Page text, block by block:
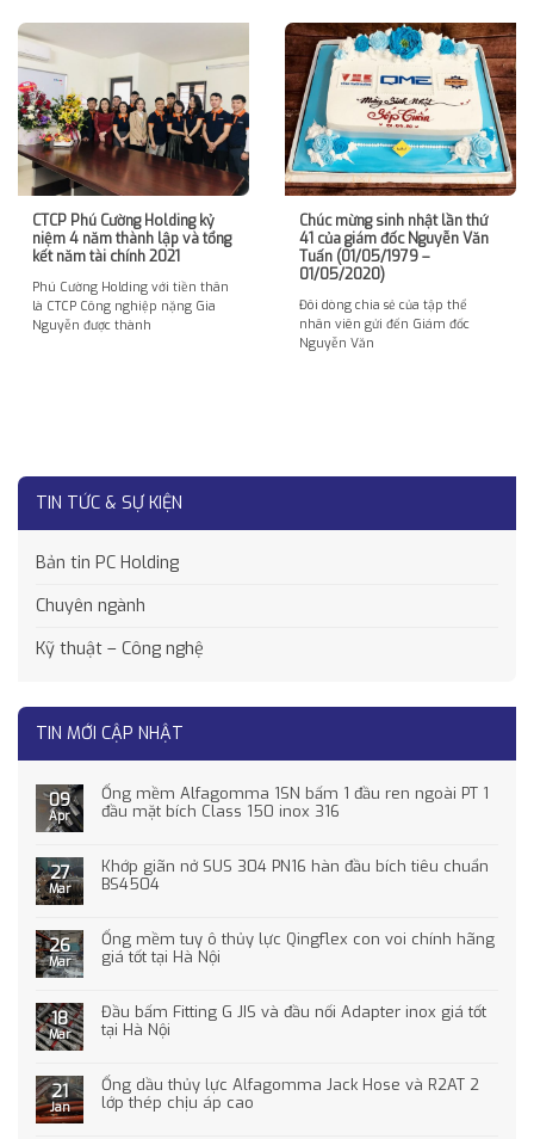
TIN TỨC & SỰ KIỆN
Bản tin PC Holding
Chuyên ngành
Kỹ thuật – Công nghệ
TIN MỚI CẬP NHẬT
09
Apr
Ống mềm Alfagomma 1SN bấm 1 đầu ren ngoài PT 1
đầu mặt bích Class 150 inox 316
27
Mar
Khớp giãn nở SUS 304 PN16 hàn đầu bích tiêu chuẩn
BS4504
26
Mar
Ống mềm tuy ô thủy lực Qingflex con voi chính hãng
giá tốt tại Hà Nội
18
Mar
Đầu bấm Fitting G JIS và đầu nối Adapter inox giá tốt
tại Hà Nội
21
Jan
Ống dầu thủy lực Alfagomma Jack Hose và R2AT 2
lớp thép chịu áp cao
CTCP Phú Cường Holding kỷ
niệm 4 năm thành lập và tổng
kết năm tài chính 2021
Phú Cường Holding với tiền thân
là CTCP Công nghiệp nặng Gia
Nguyễn được thành
Chúc mừng sinh nhật lần thứ
41 của giám đốc Nguyễn Văn
Tuấn (01/05/1979 –
01/05/2020)
Đôi dòng chia sẻ của tập thể
nhân viên gửi đến Giám đốc
Nguyễn Văn